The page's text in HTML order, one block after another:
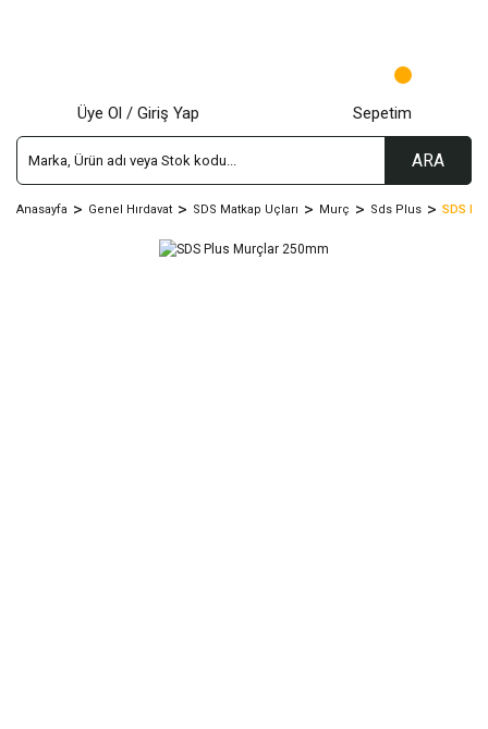
ARA
Üye Ol / Giriş Yap Sepetim
Anasayfa Genel Hırdavat SDS Matkap Uçları Murç Sds Plus SDS